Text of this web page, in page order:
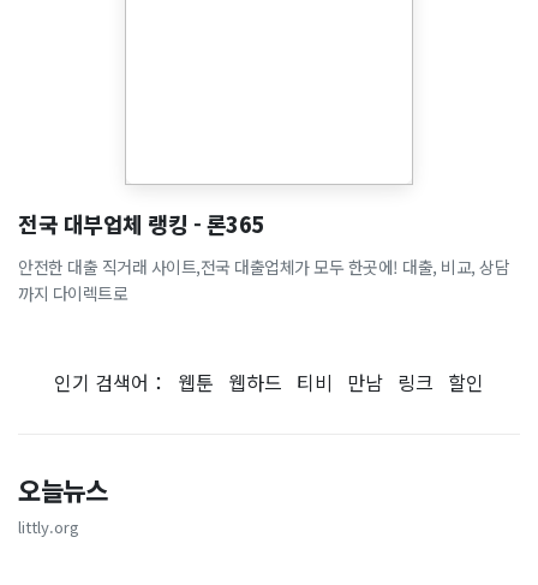
전국 대부업체 랭킹 - 론365
안전한 대출 직거래 사이트,전국 대출업체가 모두 한곳에! 대출, 비교, 상담
까지 다이렉트로
인기 검색어： 웹툰 웹하드 티비 만남 링크 할인
오늘뉴스
littly.org